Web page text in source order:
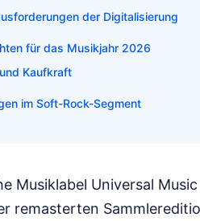
der Digitalisierung
für das Musikjahr 2026
Kaufkraft
im Soft-Rock-Segment
Musiklabel Universal
remasterten